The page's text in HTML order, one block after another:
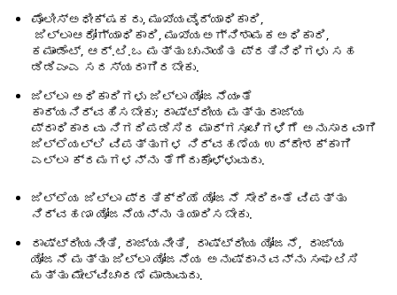
ಪೊಲೀಸ್ಅಧೀಕ್ಷಕರು, ಮುಖ್ಯವೈದ್ಯಾಧಿಕಾರಿ,
ಜಿಲ್ಲಾಆರೋಗ್ಯಾಧಿಕಾರಿ, ಮುಖ್ಯಅಗ್ನಿಶಾಮಕಅಧಿಕಾರಿ,
ಕಮಾಂಡೆಂಟ್, ಆರ್‌.ಟಿ.ಒ ಮತ್ತು ಚುನಾಯಿತ ಪ್ರತಿನಿಧಿಗಳು ಸಹ
ಡಿಡಿಎಂಎ ಸದಸ್ಯರಾಗಿರಬೇಕು.
ಜಿಲ್ಲಾ ಅಧಿಕಾರಿಗಳು ಜಿಲ್ಲಾ ಯೋಜನೆಯಂತೆ
ಕಾರ್ಯನಿರ್ವಹಿಸಬೇಕು; ರಾಷ್ಟ್ರೀಯ ಮತ್ತು ರಾಜ್ಯ
ಪ್ರಾಧಿಕಾರವು ನಿಗದಿಪಡಿಸಿದ ಮಾರ್ಗಸೂಚಿಗಳಿಗೆ ಅನುಸಾರವಾಗಿ
ಜಿಲ್ಲೆಯಲ್ಲಿ ವಿಪತ್ತುಗಳ ನಿರ್ವಹಣೆಯ ಉದ್ದೇಶಕ್ಕಾಗಿ
ಎಲ್ಲಾ ಕ್ರಮಗಳನ್ನು ತೆಗೆದುಕೊಳ್ಳುವುದು.
ಜಿಲ್ಲೆಯ ಜಿಲ್ಲಾ ಪ್ರತಿಕ್ರಿಯೆ ಯೋಜನೆ ಸೇರಿದಂತೆ ವಿಪತ್ತು
ನಿರ್ವಹಣಾ ಯೋಜನೆಯನ್ನು ತಯಾರಿಸಬೇಕು.
ರಾಷ್ಟ್ರೀಯನೀತಿ, ರಾಜ್ಯನೀತಿ, ರಾಷ್ಟ್ರೀಯ ಯೋಜನೆ, ರಾಜ್ಯ
ಯೋಜನೆ ಮತ್ತು ಜಿಲ್ಲಾ ಯೋಜನೆಯ ಅನುಷ್ಠಾನವನ್ನು ಸಂಘಟಿಸಿ
ಮತ್ತು ಮೇಲ್ವಿಚಾರಣೆ ಮಾಡುವುದು.